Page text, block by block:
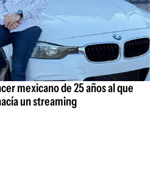
mexicano de 25 años al que
un streaming